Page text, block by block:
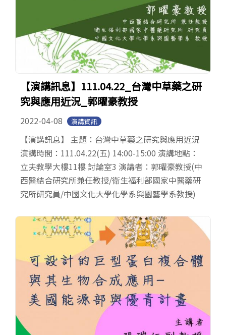
【演講訊息】111.04.22_台灣中草藥之研
究與應用近況_郭曜豪教授
2022-04-08 演講資訊
【演講訊息】 主題：台灣中草藥之研究與應用近況
演講時間：111.04.22(五) 14:00-15:00 演講地點：
立夫教學大樓11樓 討論室3 演講者：郭曜豪教授(中
西醫結合研究所兼任教授/衛生福利部國家中醫藥研
究所研究員/中國文化大學化學系與園藝學系教授)